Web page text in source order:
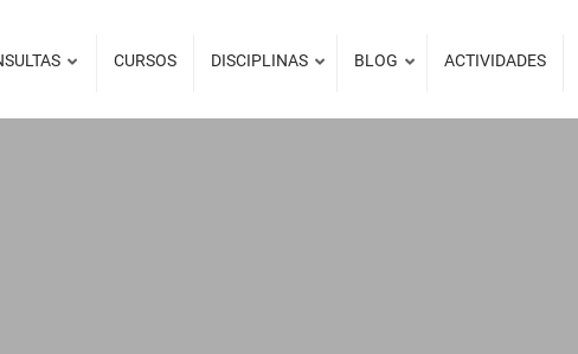
CURSOS DISCIPLINAS BLOG ACTIVIDADES